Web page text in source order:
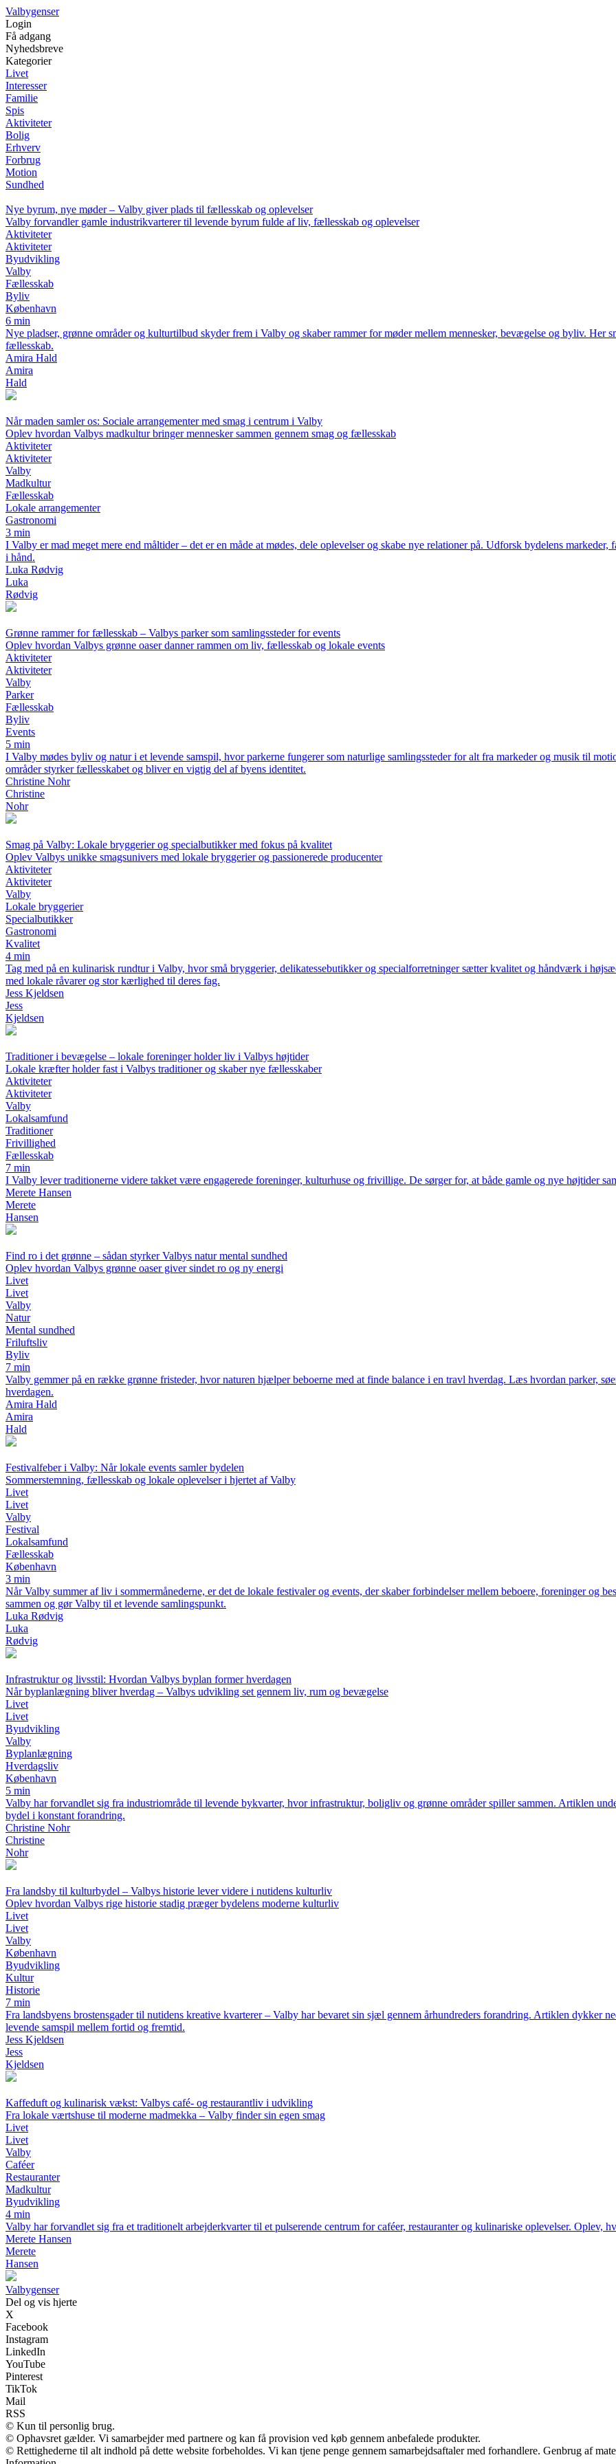
Valbygenser
Login
Få adgang
Nyhedsbreve
Kategorier
Livet
Interesser
Familie
Spis
Aktiviteter
Bolig
Erhverv
Forbrug
Motion
Sundhed
Nye byrum, nye møder – Valby giver plads til fællesskab og oplevelser
Valby forvandler gamle industrikvarterer til levende byrum fulde af liv, fællesskab og oplevelser
Aktiviteter
Aktiviteter
Byudvikling
Valby
Fællesskab
Byliv
København
6 min
Nye pladser, grønne områder og kulturtilbud skyder frem i Valby og skaber rammer for møder mellem mennesker, bevægelse og byliv. Her
fællesskab.
Amira Hald
Amira
Hald
Når maden samler os: Sociale arrangementer med smag i centrum i Valby
Oplev hvordan Valbys madkultur bringer mennesker sammen gennem smag og fællesskab
Aktiviteter
Aktiviteter
Valby
Madkultur
Fællesskab
Lokale arrangementer
Gastronomi
3 min
I Valby er mad meget mere end måltider – det er en måde at mødes, dele oplevelser og skabe nye relationer på. Udforsk bydelens
i hånd.
Luka Rødvig
Luka
Rødvig
Grønne rammer for fællesskab – Valbys parker som samlingssteder for events
Oplev hvordan Valbys grønne oaser danner rammen om liv, fællesskab og lokale events
Aktiviteter
Aktiviteter
Valby
Parker
Fællesskab
Byliv
Events
5 min
I Valby mødes byliv og natur i et levende samspil, hvor parkerne fungerer som naturlige samlingssteder for alt fra markeder og musik til
områder styrker fællesskabet og bliver en vigtig del af byens identitet.
Christine Nohr
Christine
Nohr
Smag på Valby: Lokale bryggerier og specialbutikker med fokus på kvalitet
Oplev Valbys unikke smagsunivers med lokale bryggerier og passionerede producenter
Aktiviteter
Aktiviteter
Valby
Lokale bryggerier
Specialbutikker
Gastronomi
Kvalitet
4 min
Tag med på en kulinarisk rundtur i Valby, hvor små bryggerier, delikatessebutikker og specialforretninger sætter kvalitet og håndværk i
med lokale råvarer og stor kærlighed til deres fag.
Jess Kjeldsen
Jess
Kjeldsen
Traditioner i bevægelse – lokale foreninger holder liv i Valbys højtider
Lokale kræfter holder fast i Valbys traditioner og skaber nye fællesskaber
Aktiviteter
Aktiviteter
Valby
Lokalsamfund
Traditioner
Frivillighed
Fællesskab
7 min
I Valby lever traditionerne videre takket være engagerede foreninger, kulturhuse og frivillige. De sørger for, at både gamle og nye højtider
Merete Hansen
Merete
Hansen
Find ro i det grønne – sådan styrker Valbys natur mental sundhed
Oplev hvordan Valbys grønne oaser giver sindet ro og ny energi
Livet
Livet
Valby
Natur
Mental sundhed
Friluftsliv
Byliv
7 min
Valby gemmer på en række grønne fristeder, hvor naturen hjælper beboerne med at finde balance i en travl hverdag. Læs hvordan parker,
hverdagen.
Amira Hald
Amira
Hald
Festivalfeber i Valby: Når lokale events samler bydelen
Sommerstemning, fællesskab og lokale oplevelser i hjertet af Valby
Livet
Livet
Valby
Festival
Lokalsamfund
Fællesskab
København
3 min
Når Valby summer af liv i sommermånederne, er det de lokale festivaler og events, der skaber forbindelser mellem beboere, foreninger og
sammen og gør Valby til et levende samlingspunkt.
Luka Rødvig
Luka
Rødvig
Infrastruktur og livsstil: Hvordan Valbys byplan former hverdagen
Når byplanlægning bliver hverdag – Valbys udvikling set gennem liv, rum og bevægelse
Livet
Livet
Byudvikling
Valby
Byplanlægning
Hverdagsliv
København
5 min
Valby har forvandlet sig fra industriområde til levende bykvarter, hvor infrastruktur, boligliv og grønne områder spiller sammen. Artiklen
bydel i konstant forandring.
Christine Nohr
Christine
Nohr
Fra landsby til kulturbydel – Valbys historie lever videre i nutidens kulturliv
Oplev hvordan Valbys rige historie stadig præger bydelens moderne kulturliv
Livet
Livet
Valby
København
Byudvikling
Kultur
Historie
7 min
Fra landsbyens brostensgader til nutidens kreative kvarterer – Valby har bevaret sin sjæl gennem århundreders forandring. Artiklen dykker
levende samspil mellem fortid og fremtid.
Jess Kjeldsen
Jess
Kjeldsen
Kaffeduft og kulinarisk vækst: Valbys café- og restaurantliv i udvikling
Fra lokale værtshuse til moderne madmekka – Valby finder sin egen smag
Livet
Livet
Valby
Caféer
Restauranter
Madkultur
Byudvikling
4 min
Valby har forvandlet sig fra et traditionelt arbejderkvarter til et pulserende centrum for caféer, restauranter og kulinariske oplevelser.
Merete Hansen
Merete
Hansen
Valbygenser
Del og vis hjerte
X
Facebook
Instagram
LinkedIn
YouTube
Pinterest
TikTok
Mail
RSS
© Kun til personlig brug.
© Ophavsret gælder. Vi samarbejder med partnere og kan få provision ved køb gennem anbefalede produkter.
© Rettighederne til alt indhold på dette website forbeholdes. Vi kan tjene penge gennem samarbejdsaftaler med forhandlere. Genbrug af